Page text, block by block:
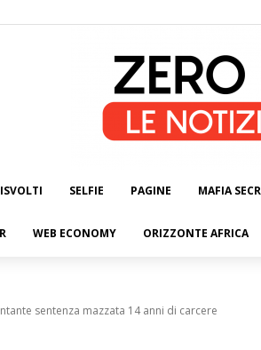
SELFIE PAGINE MAFIA
WEB ECONOMY ORIZZONTE AFRICA
sentenza mazzata 14 anni di carcere